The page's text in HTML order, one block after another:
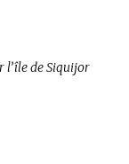
l’île de Siquijor